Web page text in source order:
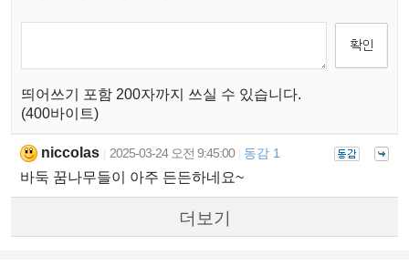
띄어쓰기 포함 200자까지 쓰실 수 있습니다.
(400바이트)
niccolas 2025-03-24 오전 9:45:00 동감 1
바둑 꿈나무들이 아주 든든하네요~
더보기